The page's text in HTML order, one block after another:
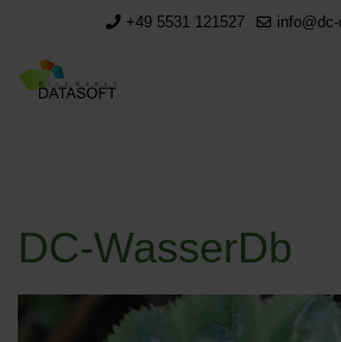
+49 5531 121527
DC-WasserDb